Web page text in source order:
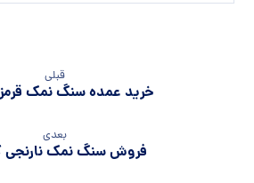
قبلی
خرید عمده سنگ نمک
بعدی
فروش سنگ نمک نارنجی